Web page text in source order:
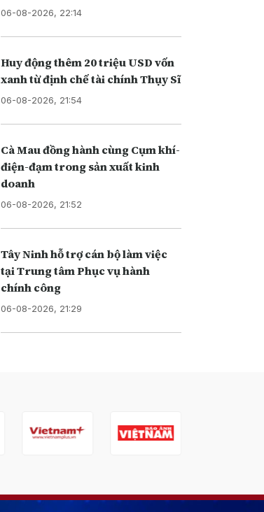
06-08-2026, 22:14
Huy động thêm 20 triệu USD vốn
xanh từ định chế tài chính Thụy Sĩ
06-08-2026, 21:54
Cà Mau đồng hành cùng Cụm khí-
điện-đạm trong sản xuất kinh
doanh
06-08-2026, 21:52
Tây Ninh hỗ trợ cán bộ làm việc
tại Trung tâm Phục vụ hành
chính công
06-08-2026, 21:29